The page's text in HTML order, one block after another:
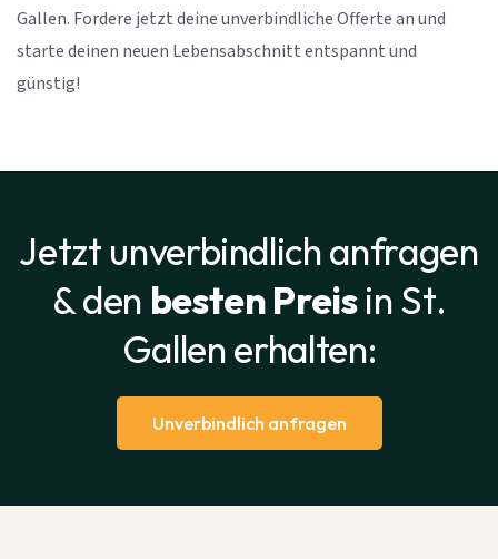
Gallen. Fordere jetzt deine unverbindliche Offerte an und
starte deinen neuen Lebensabschnitt entspannt und
günstig!
Jetzt unverbindlich anfragen
& den besten Preisin St.
Gallen erhalten:
Unverbindlich anfragen